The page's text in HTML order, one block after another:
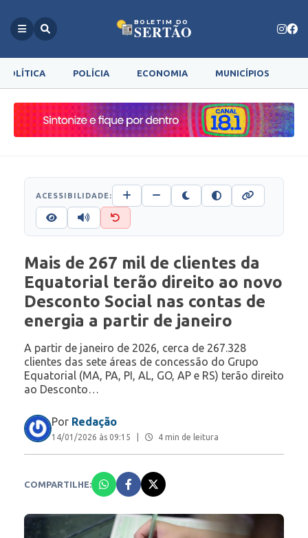
BOLETIM DO
SERTÃO
POLÍTICA POLÍCIA ECONOMIA MUNICÍPIOS
ACESSIBILIDADE:
Mais de 267 mil de clientes da
Equatorial terão direito ao novo
Desconto Social nas contas de
energia a partir de janeiro
A partir de janeiro de 2026, cerca de 267.328
clientes das sete áreas de concessão do Grupo
Equatorial (MA, PA, PI, AL, GO, AP e RS) terão direito
ao Desconto…
Por Redação
14/01/2026 às 09:15 4 min de leitura
COMPARTILHE: